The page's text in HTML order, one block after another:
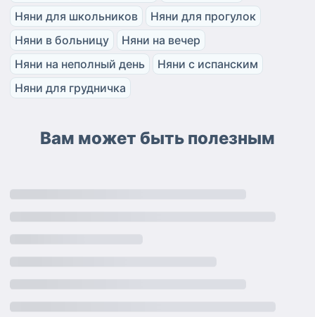
Няни для школьников
Няни для прогулок
Няни в больницу
Няни на вечер
Няни на неполный день
Няни с испанским
Няни для грудничка
Вам может быть полезным